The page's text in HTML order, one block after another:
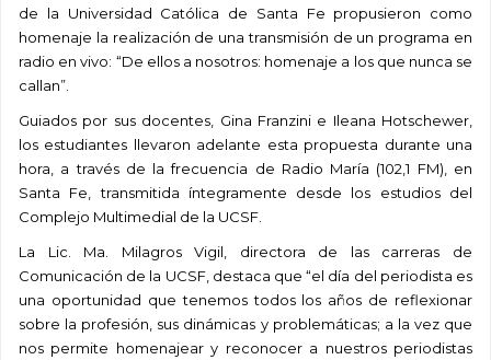
de la Universidad Católica de Santa Fe propusieron como
homenaje la realización de una transmisión de un programa en
radio en vivo: “De ellos a nosotros: homenaje a los que nunca se
callan”.
Guiados por sus docentes, Gina Franzini e Ileana Hotschewer,
los estudiantes llevaron adelante esta propuesta durante una
hora, a través de la frecuencia de Radio María (102,1 FM), en
Santa Fe, transmitida íntegramente desde los estudios del
Complejo Multimedial de la UCSF.
La Lic. Ma. Milagros Vigil, directora de las carreras de
Comunicación de la UCSF, destaca que “el día del periodista es
una oportunidad que tenemos todos los años de reflexionar
sobre la profesión, sus dinámicas y problemáticas; a la vez que
nos permite homenajear y reconocer a nuestros periodistas